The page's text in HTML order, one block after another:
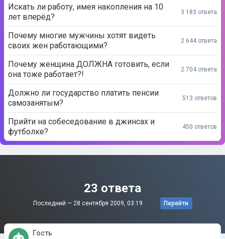
Искать ли работу, имея накопления на 10
лет вперёд?
3 183 ответа
Почему многие мужчины хотят видеть
своих жен работающими?
2 644 ответа
Почему женщина ДОЛЖНА готовить, если
она тоже работает?!
2 704 ответа
Должно ли государство платить пенсии
самозанятым?
513 ответов
Прийти на собеседование в джинсах и
футболке?
450 ответов
23 ответа
Последний — 28 сентября 2009, 03:19 Перейти
Гость